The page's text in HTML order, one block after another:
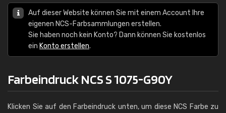
Auf dieser Website können Sie mit einem Account Ihre
eigenen NCS-Farbsammlungen erstellen.
Sie haben noch kein Konto? Dann können Sie kostenlos
ein Konto erstellen.
Farbeindruck NCS S 1075-G90Y
Klicken Sie auf den Farbeindruck unten, um diese NCS Farbe zu